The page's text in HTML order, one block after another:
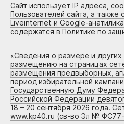
Сайт использует IP адреса,
Пользователей сайта, а также
Liveinternet и Google-
содержатся в Политике по
«Сведения о размере и других
размещению на страницах
размещения предвыборных,
период избирательной
Государственную Думу
Российской Федерации
18 – 20 сентября 2026 года.
www.kp40.ru (св-во Эл № ФС77-